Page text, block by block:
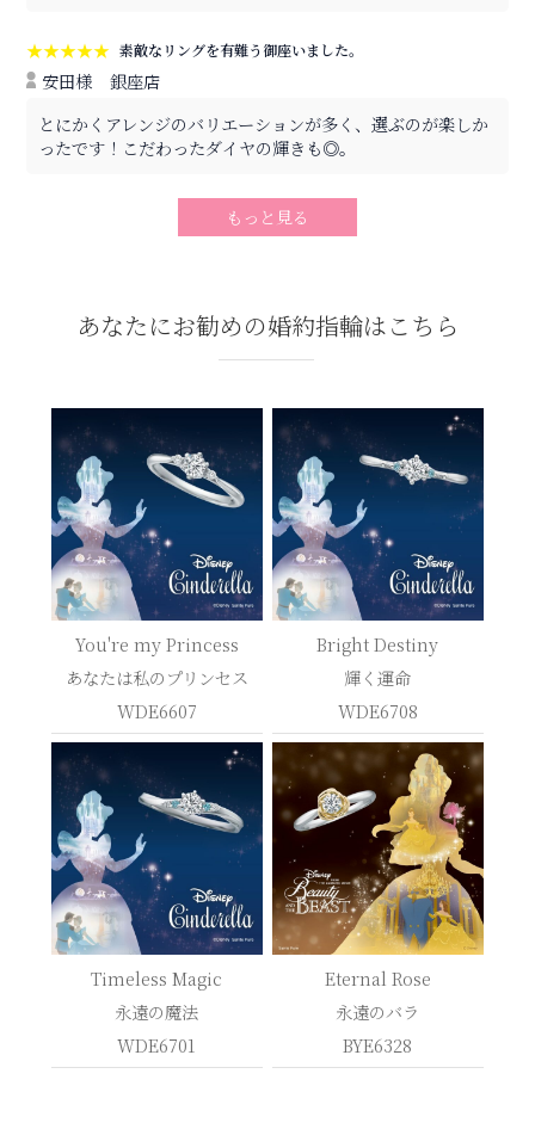
★★★★★ 素敵なリングを有難う御座いました。
安田様
銀座店
とにかくアレンジのバリエーションが多く、選ぶのが楽しか
ったです！こだわったダイヤの輝きも◎。
もっと見る
あなたにお勧めの婚約指輪はこちら
You're my Princess
あなたは私のプリンセス
WDE6607
Bright Destiny
輝く運命
WDE6708
Timeless Magic
永遠の魔法
WDE6701
Eternal Rose
永遠のバラ
BYE6328